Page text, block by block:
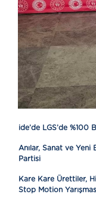
ide’de LGS’de %100
Anılar, Sanat ve Yeni
Partisi
Kare Kare Ürettiler,
Stop Motion